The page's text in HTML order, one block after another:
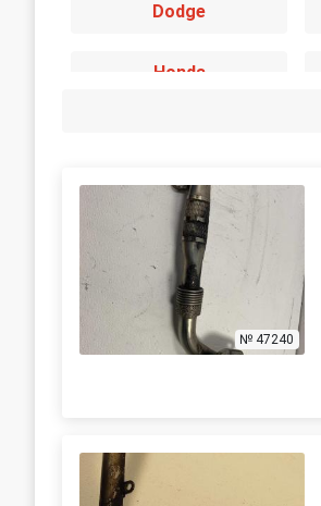
Dodge
Honda
Land Rover
Mini
Peugeot
№ 47240